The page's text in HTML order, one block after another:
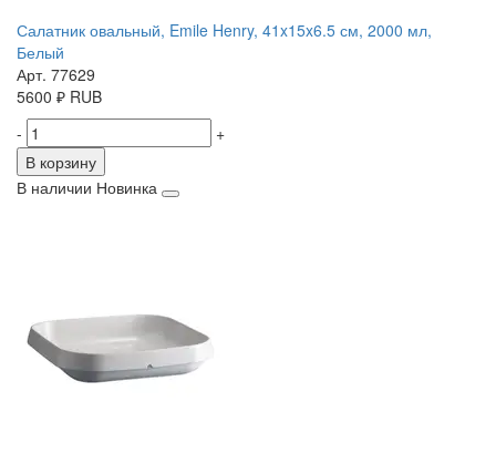
Салатник овальный, Emile Henry, 41x15x6.5 см, 2000 мл,
Белый
Арт. 77629
5600 ₽ RUB
-
+
В корзину
В наличии Новинка